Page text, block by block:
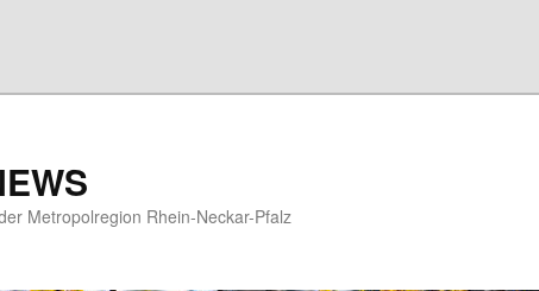
Metropolregion Rhein-Neckar-Pfalz